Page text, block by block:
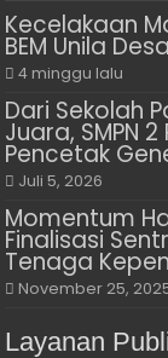
Kecelakaan
BEM Unila
4 minggu lalu
Dari Sekolah
Juara, SMPN
Pencetak
Juli 5, 2026
Momentum
Finalisasi
Tenaga
November 25,
Layanan